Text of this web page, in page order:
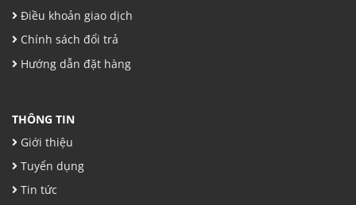
Điều khoản giao dịch
Chính sách đổi trả
Hướng dẫn đặt hàng
THÔNG TIN
Giới thiệu
Tuyển dụng
Tin tức